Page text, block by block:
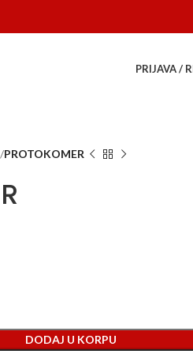
je počeo sa radom. 🚗
PRIJAVA /
PROTOKOMER
DODAJ U KORPU